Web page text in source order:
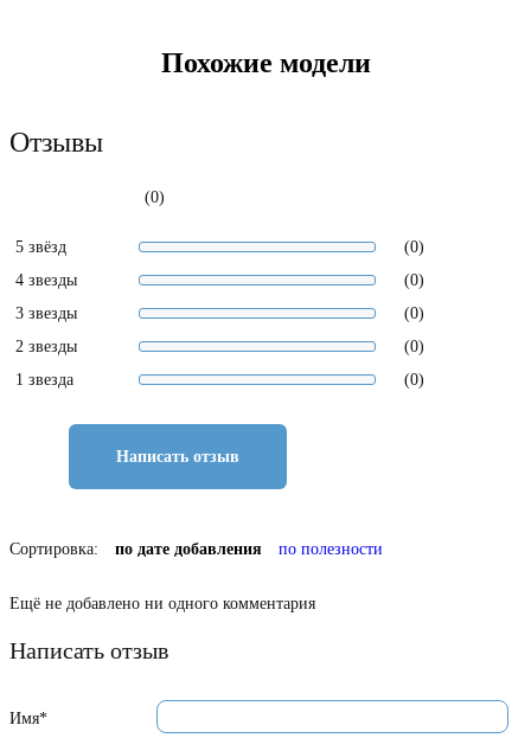
Похожие модели
Отзывы
(0)
5 звёзд
(0)
4 звезды
(0)
3 звезды
(0)
2 звезды
(0)
1 звезда
(0)
Написать отзыв
Сортировка: по дате добавления по полезности
Ещё не добавлено ни одного комментария
Написать отзыв
Имя*